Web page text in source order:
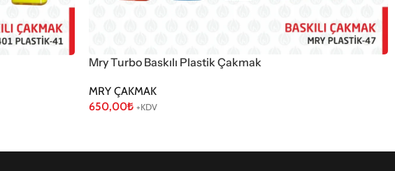
Mry Turbo Baskılı Plastik Çakmak
MRY ÇAKMAK
650,00₺ +KDV